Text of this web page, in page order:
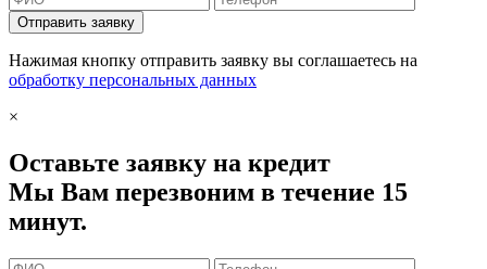
Отправить заявку
Нажимая кнопку отправить заявку вы соглашаетесь на
обработку персональных данных
×
Оставьте заявку на кредит
Мы Вам перезвоним в течение 15
минут.